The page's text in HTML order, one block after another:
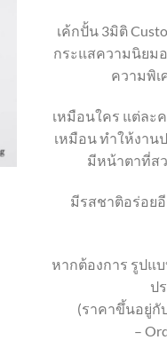
เค้กปั้น 3มิติ
กระแสความนิยม
ความพิเ
เหมือนใคร แต่ละ
เหมือน ทำให้งาน
มีหน้าตาที่ส
มีรสชาติอร่อย
หากต้องการ รูปแบ
ป
(ราคาขึ้นอยู่กั
–